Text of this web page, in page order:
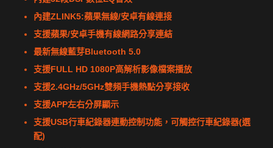
內建ZLINK5:蘋果無線/安卓有線連接
支援蘋果/安卓手機有線網路分享連結
最新無線藍芽Bluetooth 5.0
支援FULL HD 1080P高解析影像檔案播放
支援2.4GHz/5GHz雙頻手機熱點分享接收
支援APP左右分屏顯示
支援USB行車紀錄器連動控制功能，可觸控行車紀錄器(選
配)